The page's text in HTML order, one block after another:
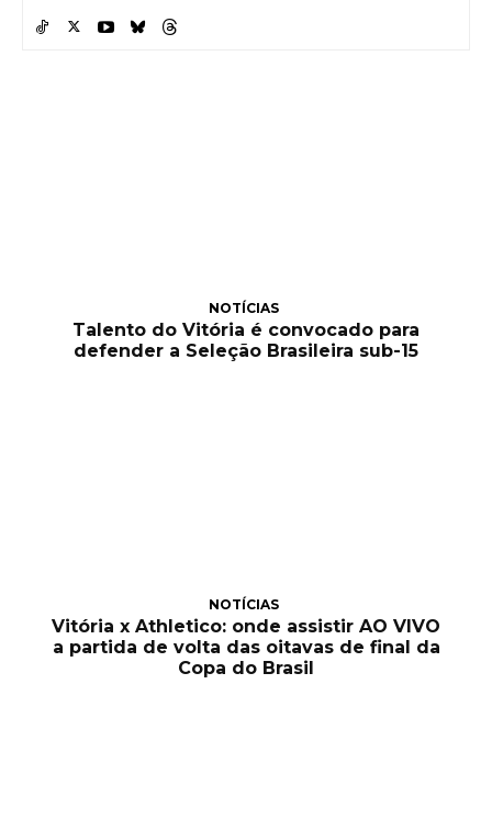
NOTÍCIAS
Talento do Vitória é convocado para
defender a Seleção Brasileira sub-15
NOTÍCIAS
Vitória x Athletico: onde assistir AO VIVO
a partida de volta das oitavas de final da
Copa do Brasil